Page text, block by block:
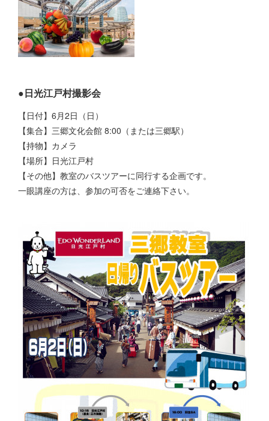
●日光江戸村撮影会
【日付】6月2日（日）
【集合】三郷文化会館 8:00（または三郷駅）
【持物】カメラ
【場所】日光江戸村
【その他】教室のバスツアーに同行する企画です。
一眼講座の方は、参加の可否をご連絡下さい。